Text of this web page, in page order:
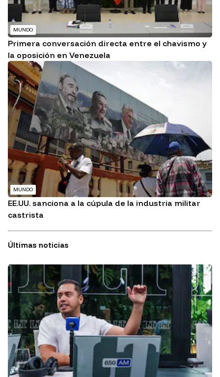
MUNDO
Primera conversación directa entre el chavismo y
la oposición en Venezuela
MUNDO
EE.UU. sanciona a la cúpula de la industria militar
castrista
Últimas noticias